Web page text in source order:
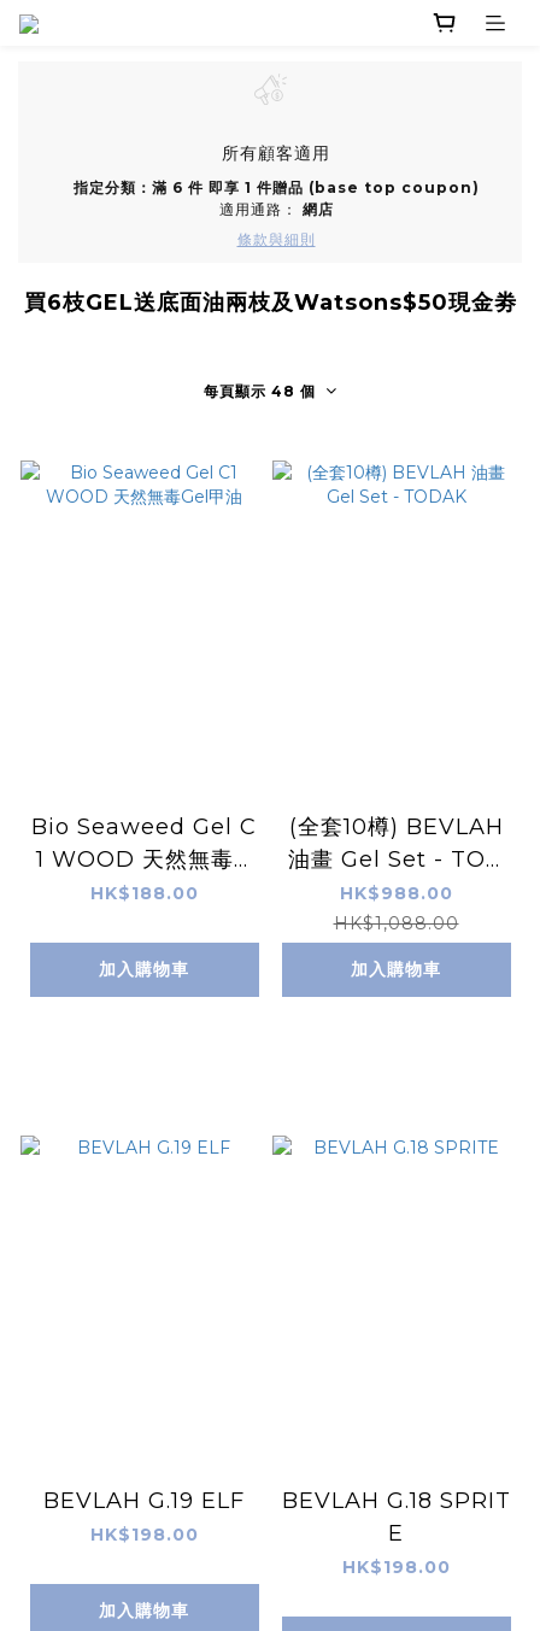
所有顧客適用
指定分類：滿 6 件 即享 1 件贈品 (base top coupon)
適用通路： 網店
條款與細則
買6枝GEL送底面油兩枝及Watsons$50現金劵
每頁顯示 48 個
Bio Seaweed Gel C
1 WOOD 天然無毒G
el甲油
HK$188.00
加入購物車
(全套10樽) BEVLAH
油畫 Gel Set - TOD
AK
HK$988.00
HK$1,088.00
加入購物車
BEVLAH G.19 ELF
HK$198.00
加入購物車
BEVLAH G.18 SPRIT
E
HK$198.00